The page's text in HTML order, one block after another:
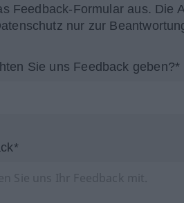
Feedback-Formular aus. Die
nur zur
Sie uns Feedback geben?*